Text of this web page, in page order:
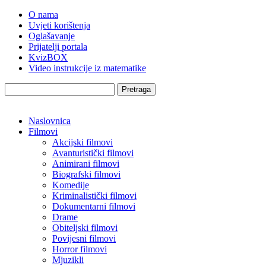
O nama
Uvjeti korištenja
Oglašavanje
Prijatelji portala
KvizBOX
Video instrukcije iz matematike
Pretraga
Naslovnica
Filmovi
Akcijski filmovi
Avanturistički filmovi
Animirani filmovi
Biografski filmovi
Komedije
Kriminalistički filmovi
Dokumentarni filmovi
Drame
Obiteljski filmovi
Povijesni filmovi
Horror filmovi
Mjuzikli